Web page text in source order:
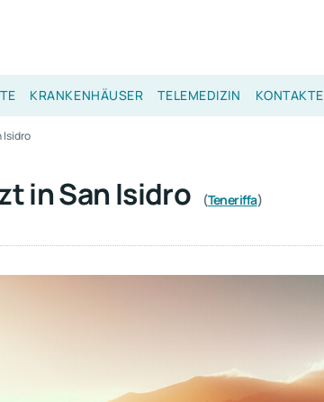
KRANKENHÄUSER TELEMEDIZIN KONTAKTE
Isidro
in San Isidro (Teneriffa)